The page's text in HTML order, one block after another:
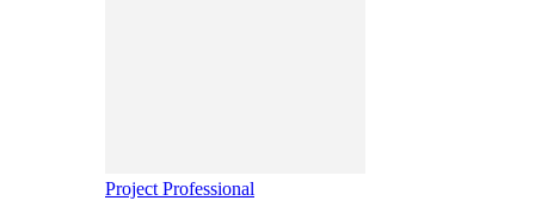
Project Professional